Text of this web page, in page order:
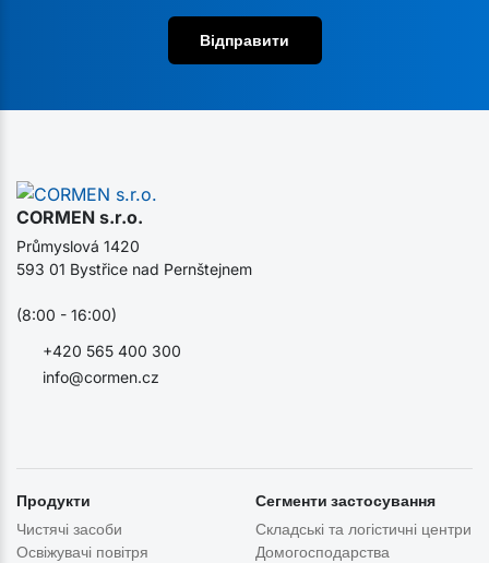
Відправити
CORMEN s.r.o.
info@cormen.cz
+420 565 400 300
Průmyslová 1420
593 01 Bystřice nad Pernštejnem
(8:00 - 16:00)
Продукти
Чистячі засоби
Освіжувачі повітря
Сегменти застосування
Складські та логістичні центри
Домогосподарства